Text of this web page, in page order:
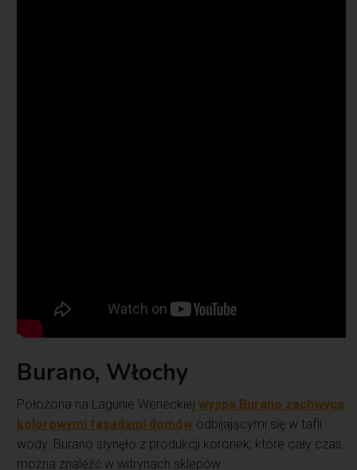
Burano, Włochy
Położona na Lagunie Weneckiej wyspa Burano zachwyca
kolorowymi fasadami domów odbijającymi się w tafli
wody. Burano słynęło z produkcji koronek, które cały czas
można znaleźć w witrynach sklepów.